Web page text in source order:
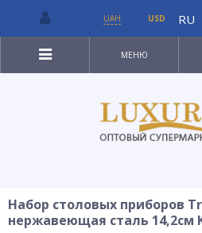
МЕНЮ
Набор столовых приборов
нержавеющая сталь 14,2см
UAH USD RU